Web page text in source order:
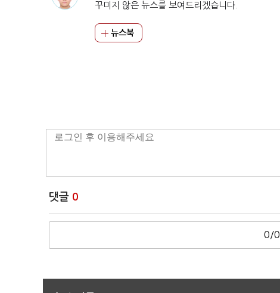
꾸미지 않은 뉴스를 보여드리겠습니다.
뉴스북
댓글 0
0/0